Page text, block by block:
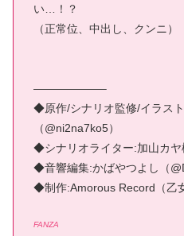
い…！？
（正常位、中出し、クンニ）
——————–
◆原作/シナリオ監修/イラス
（@ni2na7ko5）
◆シナリオライター:加山カヤ
◆音響編集:かばやつよし（
◆制作:Amorous Record（乙
FANZA